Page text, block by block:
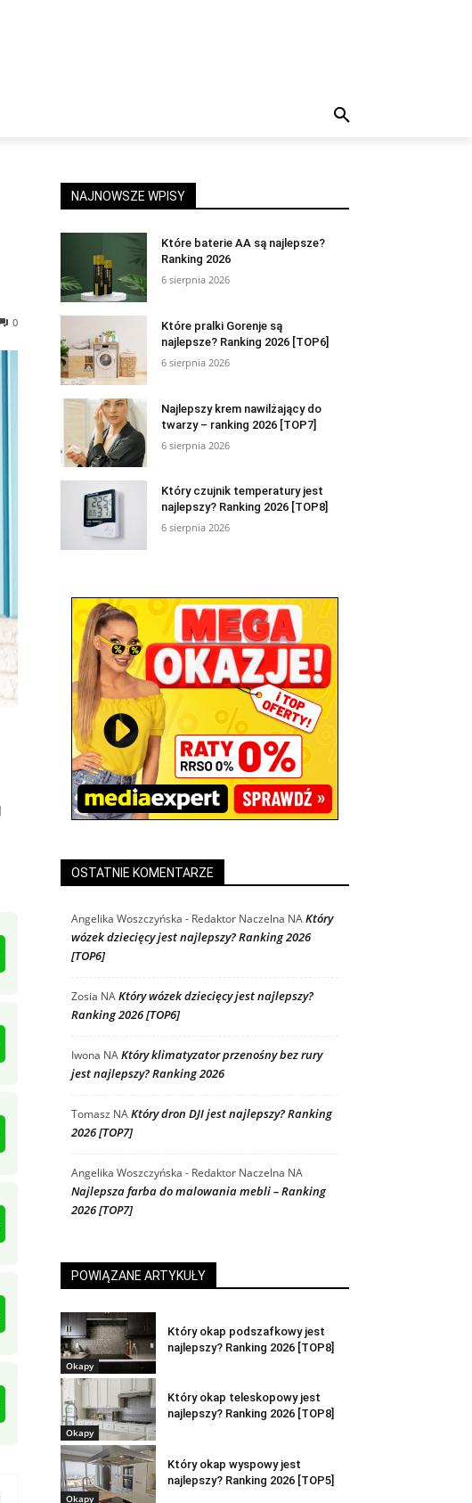
0
NAJNOWSZE WPISY
Które baterie AA są najlepsze?
Ranking 2026
6 sierpnia 2026
Które pralki Gorenje są
najlepsze? Ranking 2026 [TOP6]
6 sierpnia 2026
Najlepszy krem nawilżający do
twarzy – ranking 2026 [TOP7]
6 sierpnia 2026
Który czujnik temperatury jest
najlepszy? Ranking 2026 [TOP8]
6 sierpnia 2026
OSTATNIE KOMENTARZE
Angelika Woszczyńska - Redaktor Naczelna NAKtóry
wózek dziecięcy jest najlepszy? Ranking 2026
[TOP6]
Zosia NAKtóry wózek dziecięcy jest najlepszy?
Ranking 2026 [TOP6]
Iwona NAKtóry klimatyzator przenośny bez rury
jest najlepszy? Ranking 2026
Tomasz NAKtóry dron DJI jest najlepszy? Ranking
2026 [TOP7]
Angelika Woszczyńska - Redaktor Naczelna NA
Najlepsza farba do malowania mebli – Ranking
2026 [TOP7]
POWIĄZANE ARTYKUŁY
Okapy
Który okap podszafkowy jest
najlepszy? Ranking 2026 [TOP8]
Okapy
Który okap teleskopowy jest
najlepszy? Ranking 2026 [TOP8]
Okapy
Który okap wyspowy jest
najlepszy? Ranking 2026 [TOP5]